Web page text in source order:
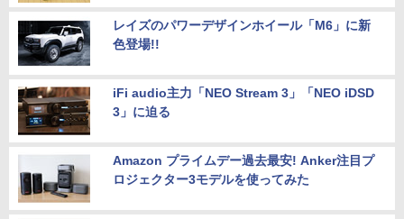
レイズのパワーデザインホイール「M6」に新
色登場!!
iFi audio主力「NEO Stream 3」「NEO iDSD
3」に迫る
Amazon プライムデー過去最安! Anker注目プ
ロジェクター3モデルを使ってみた